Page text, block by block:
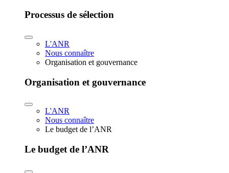
Processus de sélection
L'ANR
Nous connaître
Organisation et gouvernance
Organisation et gouvernance
L'ANR
Nous connaître
Le budget de l’ANR
Le budget de l’ANR